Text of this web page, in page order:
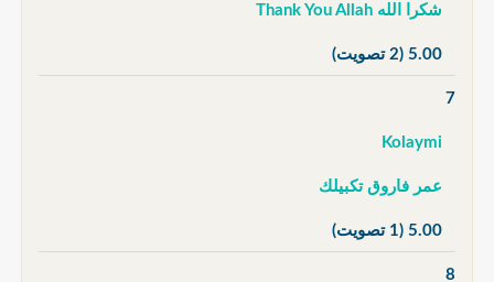
شكرا الله Thank You Allah
5.00 (2 تصويت)
7
Kolaymi
عمر فاروق تكبيلك
5.00 (1 تصويت)
8